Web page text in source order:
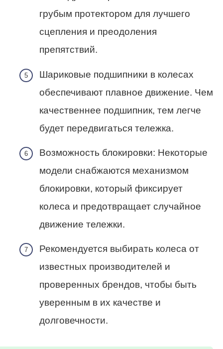
грубым протектором для лучшего
сцепления и преодоления
препятствий.
Шариковые подшипники в колесах
обеспечивают плавное движение. Чем
качественнее подшипник, тем легче
будет передвигаться тележка.
Возможность блокировки: Некоторые
модели снабжаются механизмом
блокировки, который фиксирует
колеса и предотвращает случайное
движение тележки.
Рекомендуется выбирать колеса от
известных производителей и
проверенных брендов, чтобы быть
уверенным в их качестве и
долговечности.